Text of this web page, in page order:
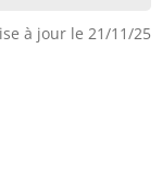
à jour le 21/11/25